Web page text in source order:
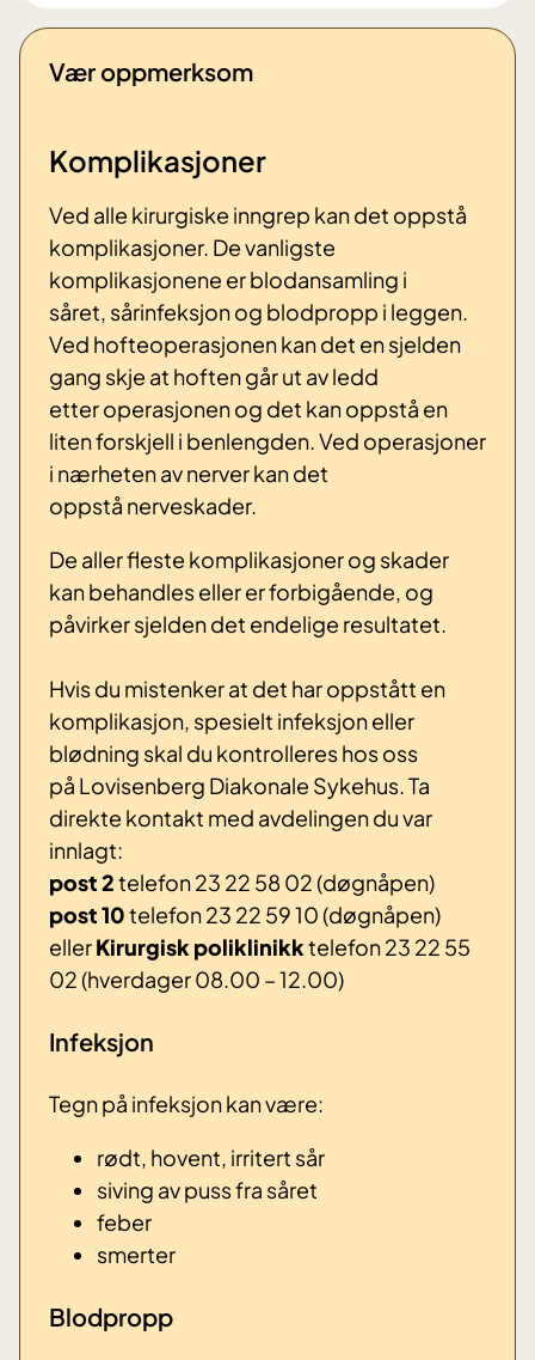
Vær oppmerksom
Komplikasjoner
Ved alle kirurgiske inngrep kan det oppstå
komplikasjoner. De vanligste
komplikasjonene er blodansamling i
såret, sårinfeksjon og blodpropp i leggen.
Ved hofteoperasjonen kan det en sjelden
gang skje at hoften går ut av ledd
etter operasjonen og det kan oppstå en
liten forskjell i benlengden. Ved operasjoner
i nærheten av nerver kan det
oppstå nerveskader.
De aller fleste komplikasjoner og skader
kan behandles eller er forbigående, og
påvirker sjelden det endelige resultatet.
Hvis du mistenker at det har oppstått en
komplikasjon, spesielt infeksjon eller
blødning skal du kontrolleres hos oss
på Lovisenberg Diakonale Sykehus. Ta
direkte kontakt med avdelingen du var
innlagt:
post 2telefon 23 22 58 02 (døgnåpen)
post 10telefon 23 22 59 10 (døgnåpen)
ellerKirurgisk poliklinikktelefon 23 22 55
02 (hverdager 08.00 – 12.00)
Infeksjon
Tegn på infeksjon kan være:
rødt, hovent, irritert sår
siving av puss fra såret
feber
smerter
Blodpropp